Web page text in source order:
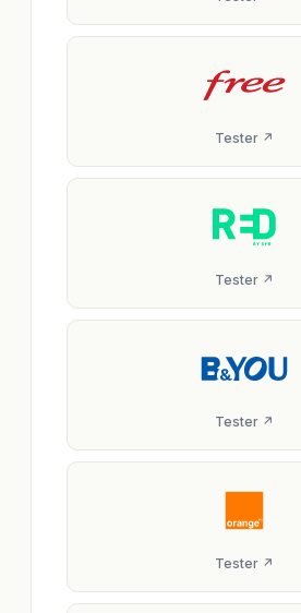
Tester ↗
Tester ↗
Tester ↗
Tester ↗